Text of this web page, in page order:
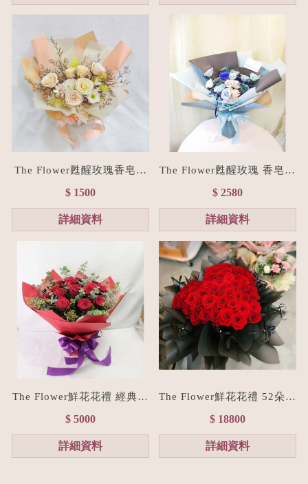
The Flower甦醒玫瑰香皂花
束M size(贈禮物提袋/全台
宅配）香檳色
$ 1500
詳細資料
The Flower甦醒玫瑰 香皂花
束XL size(贈禮物提袋/全台
宅配/色系客製化）藍色系
$ 2580
詳細資料
The Flower鮮花花禮 經典紅
進口玫瑰花束L size
$ 5000
詳細資料
The Flower鮮花花禮 52朵進
口紅玫瑰愛心花束/七夕情人
節花束預購
$ 18800
詳細資料